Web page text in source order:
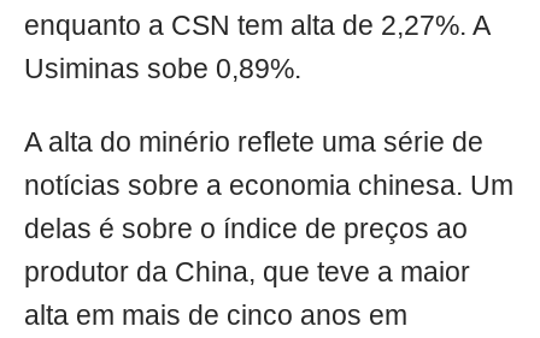
enquanto a CSN tem alta de 2,27%. A
Usiminas sobe 0,89%.
A alta do minério reflete uma série de
notícias sobre a economia chinesa. Um
delas é sobre o índice de preços ao
produtor da China, que teve a maior
alta em mais de cinco anos em